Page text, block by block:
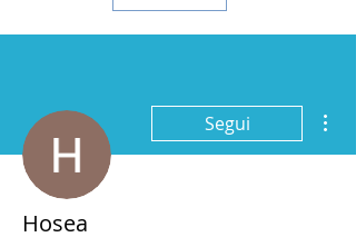
Segui
Hosea